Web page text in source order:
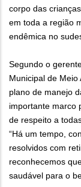
corpo das
em toda a região
endêmica no
Segundo o
Municipal de
plano de manejo
importante marco
de respeito a
“Há um tempo,
resolvidos com
reconhecemos
saudável para o